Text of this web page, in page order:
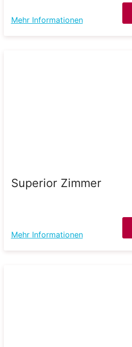
Mehr Informationen
Superior Zimmer
Mehr Informationen